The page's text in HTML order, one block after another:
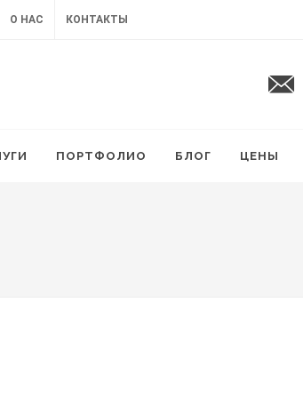
О НАС КОНТАКТЫ
ПОРТФОЛИО БЛОГ ЦЕНЫ